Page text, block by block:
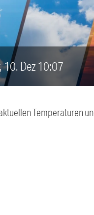
10. Dez 10:07
Temperaturen